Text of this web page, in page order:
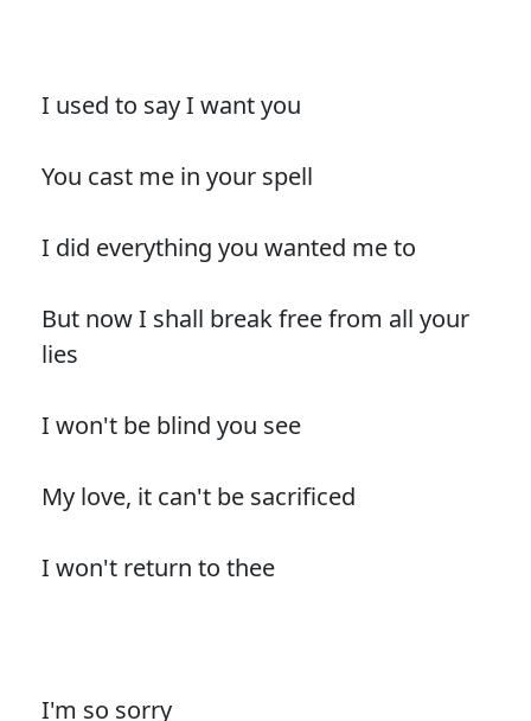
I used to say I want you
You cast me in your spell
I did everything you wanted me to
But now I shall break free from all your
lies
I won't be blind you see
My love, it can't be sacrificed
I won't return to thee
I'm so sorry